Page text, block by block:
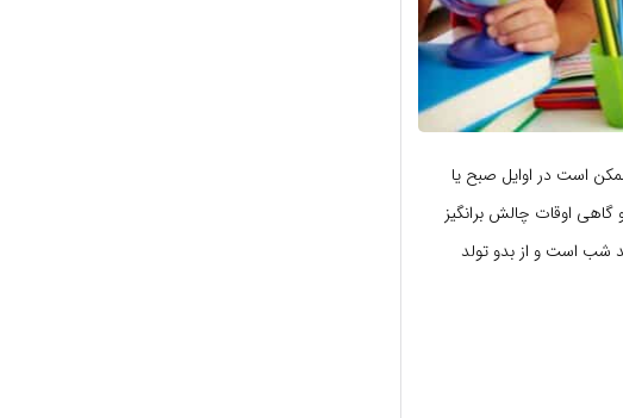
است در اوایل صبح یا
اوقات چالش برانگیز
است و از بدو تولد